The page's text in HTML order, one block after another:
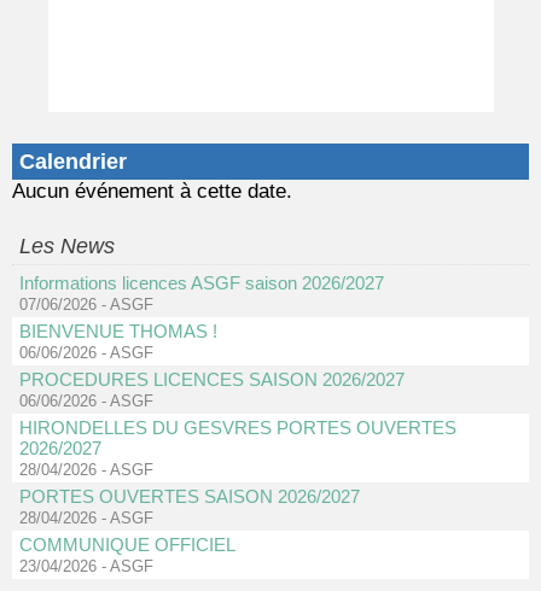
Calendrier
Aucun événement à cette date.
Les News
Informations licences ASGF saison 2026/2027
07/06/2026 - ASGF
BIENVENUE THOMAS !
06/06/2026 - ASGF
PROCEDURES LICENCES SAISON 2026/2027
06/06/2026 - ASGF
HIRONDELLES DU GESVRES PORTES OUVERTES
2026/2027
28/04/2026 - ASGF
PORTES OUVERTES SAISON 2026/2027
28/04/2026 - ASGF
COMMUNIQUE OFFICIEL
23/04/2026 - ASGF